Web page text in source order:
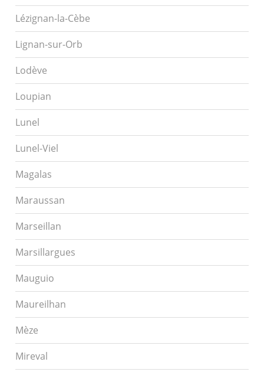
Lézignan-la-Cèbe
Lignan-sur-Orb
Lodève
Loupian
Lunel
Lunel-Viel
Magalas
Maraussan
Marseillan
Marsillargues
Mauguio
Maureilhan
Mèze
Mireval